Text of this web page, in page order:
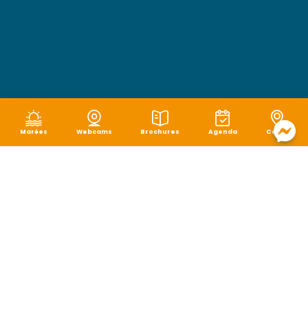
Marées Webcams Brochures Agenda Carte